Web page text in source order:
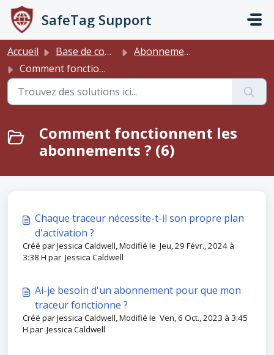
Passer au contenu principal
SafeTag Support
Accueil Base de connaissances
Abonnements
Comment fonctionnent les abonnements ?
Comment fonctionnent les
abonnements ? (6)
Chaque traceur nécessite-t-il son propre plan
d'activation ?
Créé par Jessica Caldwell, Modifié le Jeu, 29 Févr., 2024 à
3:38 H par Jessica Caldwell
Ai-je besoin d'un abonnement pour que mon
traceur fonctionne ?
Créé par Jessica Caldwell, Modifié le Ven, 6 Oct., 2023 à 3:45
H par Jessica Caldwell